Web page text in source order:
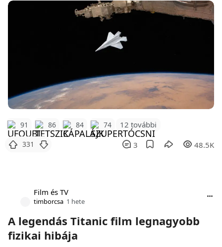
91 86 84 74 12 további
331 3 48.5K
Film és TV
timborcsa 1 hete
A legendás Titanic film legnagyobb
fizikai hibája